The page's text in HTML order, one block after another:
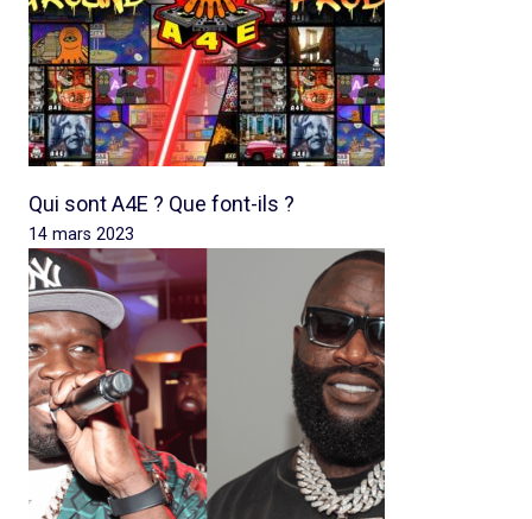
Qui sont A4E ? Que font-ils ?
14 mars 2023